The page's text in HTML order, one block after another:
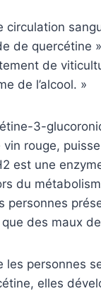
circulation
de quercétine
de
de l’alcool. »
3-
rouge,
est une
du
personnes
des maux
les personnes
elles